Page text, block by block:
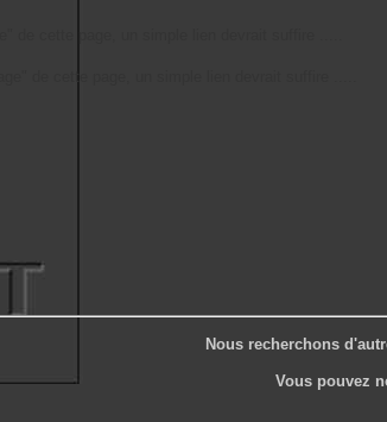
de cette page, un simple lien devrait suffire .....
de cette page, un simple lien devrait suffire .....
Nous recherchons
Vous pouvez